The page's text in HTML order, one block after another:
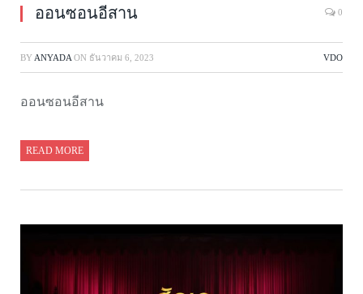
ออนซอนอีสาน 0
BY ANYADA ON ธันวาคม 6, 2023 VDO
ออนซอนอีสาน
READ MORE